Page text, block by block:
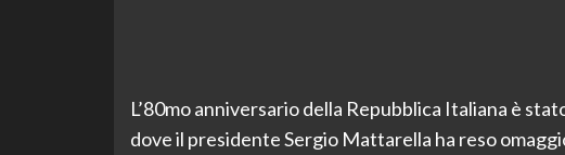
L’80mo anniversario della Repubblica Italiana è
dove il presidente Sergio Mattarella ha reso